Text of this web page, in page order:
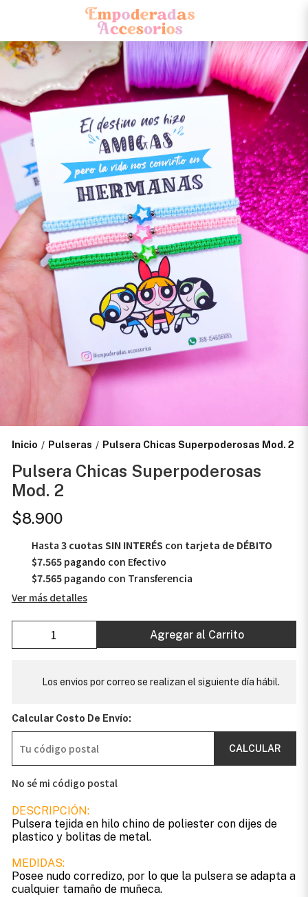
Inicio / Pulseras / Pulsera Chicas Superpoderosas Mod. 2
Pulsera Chicas Superpoderosas
Mod. 2
$8.900
Hasta 3 cuotas SIN INTERÉS con tarjeta de DÉBITO
$7.565pagando con Efectivo
$7.565pagando con Transferencia
Ver más detalles
Agregar al Carrito
Los envios por correo se realizan el siguiente día hábil.
Calcular Costo De Envío:
CALCULAR
No sé mi código postal
DESCRIPCIÓN:
Pulsera tejida en hilo chino de poliester con dijes de
plastico y bolitas de metal.
MEDIDAS:
Posee nudo corredizo, por lo que la pulsera se adapta a
cualquier tamaño de muñeca.